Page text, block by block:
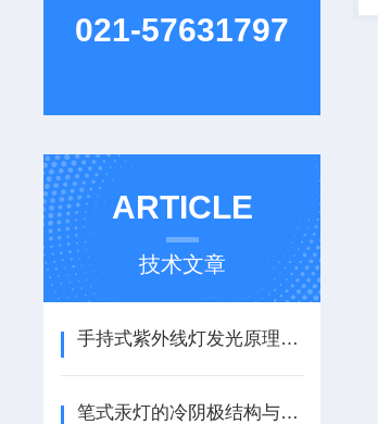
021-57631797
ARTICLE
技术文章
手持式紫外线灯发光原理与检测应用技术研究
笔式汞灯的冷阴极结构与低压汞蒸气放电原理